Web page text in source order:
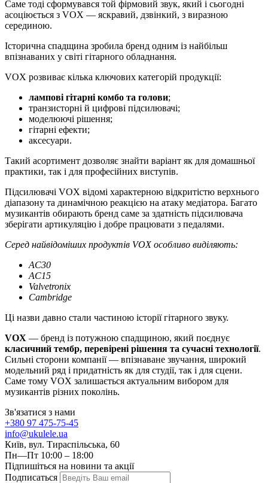
Саме тоді сформувався той фірмовий звук, який і сьогодні
асоціюється з VOX — яскравий, дзвінкий, з виразною
серединою.
Історична спадщина зробила бренд одним із найбільш
впізнаваних у світі гітарного обладнання.
VOX розвиває кілька ключових категорій продукції:
лампові гітарні комбо та голови;
транзисторні й цифрові підсилювачі;
моделюючі рішення;
гітарні ефекти;
аксесуари.
Такий асортимент дозволяє знайти варіант як для домашньої
практики, так і для професійних виступів.
Підсилювачі VOX відомі характерною відкритістю верхнього
діапазону та динамічною реакцією на атаку медіатора. Багато
музикантів обирають бренд саме за здатність підсилювача
зберігати артикуляцію і добре працювати з педалями.
Серед найвідоміших продуктів VOX особливо виділяють:
AC30
AC15
Valvetronix
Cambridge
Ці назви давно стали частиною історії гітарного звуку.
VOX — бренд із потужною спадщиною, який поєднує
класичний тембр, перевірені рішення та сучасні технології.
Сильні сторони компанії — впізнаване звучання, широкий
модельний ряд і придатність як для студії, так і для сцени.
Саме тому VOX залишається актуальним вибором для
музикантів різних поколінь.
Зв'язатися з нами
+380 97 475-75-45
info@ukulele.ua
Київ, вул. Тираспільська, 60
Пн—Пт 10:00 – 18:00
Підпишіться на новини та акції
Подписаться